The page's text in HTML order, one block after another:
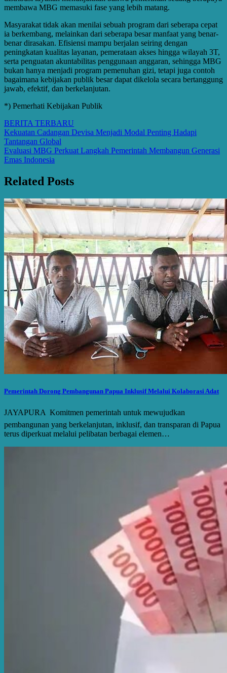
membawa MBG memasuki fase yang lebih matang.
Masyarakat tidak akan menilai sebuah program dari seberapa cepat
ia berkembang, melainkan dari seberapa besar manfaat yang benar-
benar dirasakan. Efisiensi mampu berjalan seiring dengan
peningkatan kualitas layanan, pemerataan akses hingga wilayah 3T,
serta penguatan akuntabilitas penggunaan anggaran, sehingga MBG
bukan hanya menjadi program pemenuhan gizi, tetapi juga contoh
bagaimana kebijakan publik besar dapat dikelola secara bertanggung
jawab, efektif, dan berkelanjutan.
*) Pemerhati Kebijakan Publik
BERITA TERBARU
Post
navigation
Kekuatan Cadangan Devisa Menjadi Modal Penting Hadapi
Tantangan Global
Evaluasi MBG Perkuat Langkah Pemerintah Membangun Generasi
Emas Indonesia
Related Posts
Pemerintah Dorong Pembangunan Papua Inklusif Melalui Kolaborasi Adat
JAYAPURA  Komitmen pemerintah untuk mewujudkan
pembangunan yang berkelanjutan, inklusif, dan transparan di Papua
terus diperkuat melalui pelibatan berbagai elemen…